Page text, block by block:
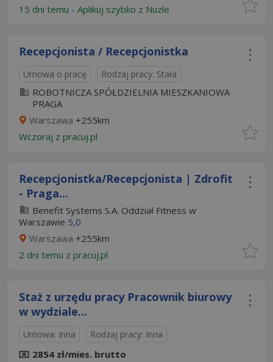
15 dni temu - Aplikuj szybko z Nuzle
Recepcjonista / Recepcjonistka
Umowa o pracę Rodzaj pracy: Stała
ROBOTNICZA SPÓŁDZIELNIA MIESZKANIOWA
PRAGA
Warszawa +255km
Wczoraj z pracuj.pl
Recepcjonistka/Recepcjonista | Zdrofit
- Praga...
Benefit Systems S.A. Oddział Fitness w
Warszawie 5,0
Warszawa +255km
2 dni temu z pracuj.pl
Staż z urzędu pracy Pracownik biurowy
w wydziale...
Umowa: Inna Rodzaj pracy: Inna
2854 zł/mies. brutto